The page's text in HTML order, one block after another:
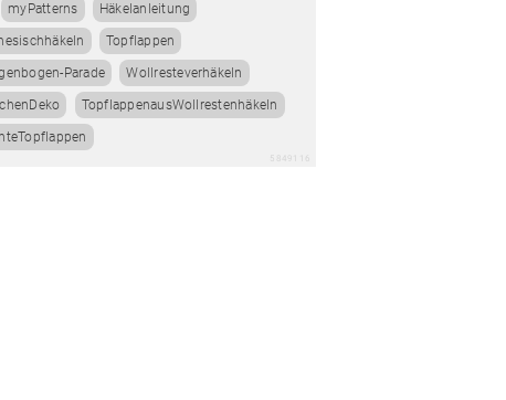
myPatterns Häkelanleitung
Topflappen
Parade Wollresteverhäkeln
TopflappenausWollrestenhäkeln